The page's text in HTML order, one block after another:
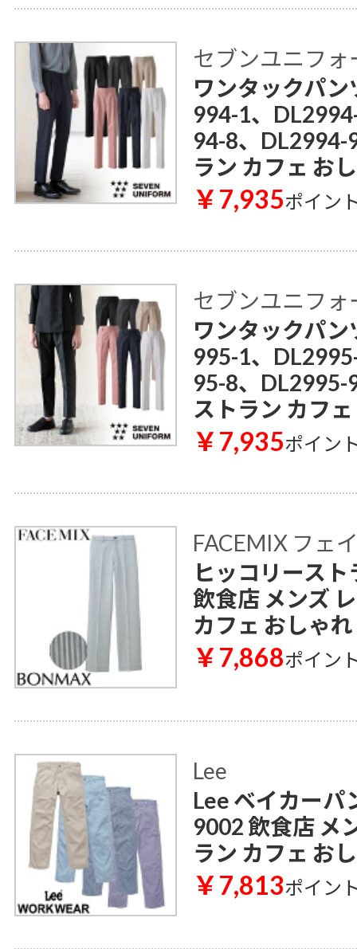
セブンユニフォ
ワンタックパ
994-1、
94-8、DL2994-
ラン カフェ お
￥7,935ポイン
セブンユニフォ
ワンタックパ
995-1、
95-8、DL2995-
ストラン カフ
￥7,935ポイン
FACEMIX フェ
ヒッコリース
飲食店 メンズ
カフェ おしゃ
￥7,868ポイン
Lee
Lee ベイカーパ
9002 飲食店 メ
ラン カフェ お
￥7,813ポイン